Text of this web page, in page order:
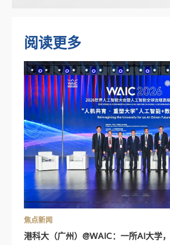
阅读更多
焦点新闻
港科大（广州）@WAIC：一所AI大学